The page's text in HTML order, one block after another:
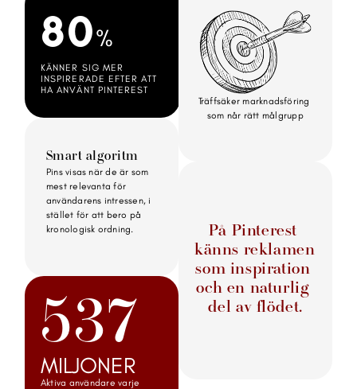
Smart algoritm
Pins visas när de är som
mest relevanta för
användarens intressen, i
stället för att bero på
kronologisk ordning.
537
MILJONER
Aktiva användare varje
80%
KÄNNER SIG MER
INSPIRERADE EFTER ATT
HA ANVÄNT PINTEREST
På Pinterest
känns reklamen
som inspiration
och en naturlig
del av flödet.
Träffsäker marknadsföring
som når rätt målgrupp